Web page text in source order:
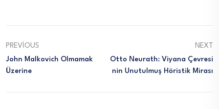
PREVIOUS
John Malkovich Olmamak
Üzerine
NEXT
Otto Neurath: Viyana Çevresi
Nin Unutulmuş Höristik Mirası